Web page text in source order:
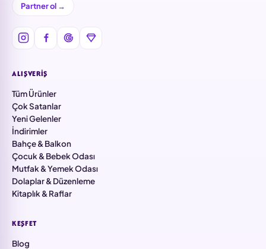
Partner ol →
ALIŞVERIŞ
Tüm Ürünler
Çok Satanlar
Yeni Gelenler
İndirimler
Bahçe & Balkon
Çocuk & Bebek Odası
Mutfak & Yemek Odası
Dolaplar & Düzenleme
Kitaplık & Raflar
KEŞFET
Blog